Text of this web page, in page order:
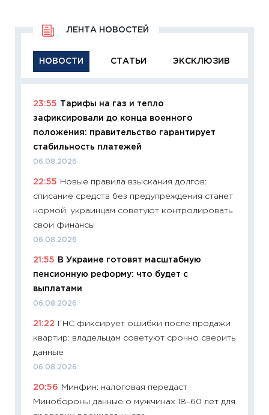
НОВОСТИ СТАТЬИ ЭКСКЛЮЗИВ
ЛЕНТА НОВОСТЕЙ
23:55 Тарифы на газ и тепло
зафиксировали до конца военного
положения: правительство гарантирует
стабильность платежей
06.08.2026
22:55
Новые правила взыскания долгов:
списание средств без предупреждения станет
нормой, украинцам советуют контролировать
свои финансы
06.08.2026
21:55
В Украине готовят масштабную
пенсионную реформу: что будет с
выплатами
06.08.2026
21:22
ГНС фиксирует ошибки после продажи
квартир: владельцам советуют срочно сверить
данные
06.08.2026
20:56 Минфин: налоговая передаст
Минобороны данные о мужчинах 18–60 лет для